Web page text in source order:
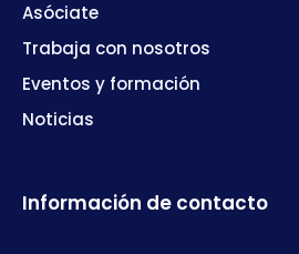
Asóciate
Trabaja con nosotros
Eventos y formación
Noticias
Información de contacto